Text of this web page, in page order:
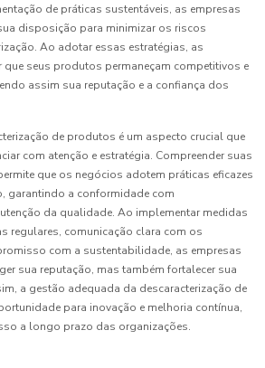
de práticas sustentáveis, as empresas
disposição para minimizar os riscos
Ao adotar essas estratégias, as
seus produtos permaneçam competitivos e
assim sua reputação e a confiança dos
de produtos é um aspecto crucial que
com atenção e estratégia. Compreender suas
que os negócios adotem práticas eficazes
garantindo a conformidade com
da qualidade. Ao implementar medidas
regulares, comunicação clara com os
com a sustentabilidade, as empresas
sua reputação, mas também fortalecer sua
a gestão adequada da descaracterização de
para inovação e melhoria contínua,
a longo prazo das organizações.